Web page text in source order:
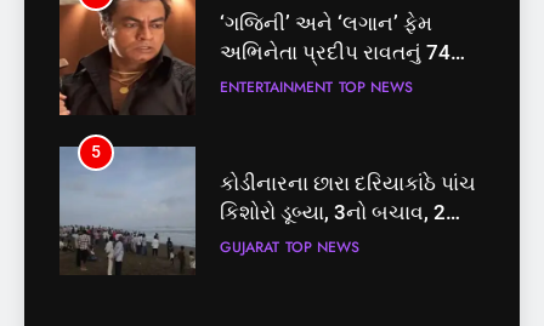
કોડીનારના છારા દરિયાકાંઠે પાંચ
કિશોરો ડૂબ્યા, 3નો બચાવ, 2
લાપતા
GUJARAT TOP NEWS
6
પાસપોર્ટ વેરિફિકેશન માટે હવે
પોલીસ સ્ટેશનના ધક્કામાંથી
મુક્તિ,ગુજરાતમાં વેરિફિકેશન
GUJARAT TOP NEWS
‘ગજિની’ અને ‘લગાન’ ફેમ
અભિનેતા પ્રદીપ રાવતનું 74
વર્ષની વયે નિધન, બ્લડ કેન્સર
ENTERTAINMENT TOP NEWS
5
કોડીનારના છારા દરિયાકાંઠે પાંચ
કિશોરો ડૂબ્યા, 3નો બચાવ, 2
લાપતા
GUJARAT TOP NEWS